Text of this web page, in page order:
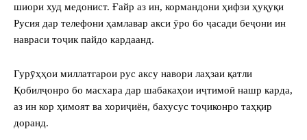
шиори худ медонист. Ғайр аз ин, кормандони ҳифзи ҳуқуқи
Русия дар телефони ҳамлавар акси ӯро бо ҷасади беҷони ин
навраси тоҷик пайдо кардаанд.
Гурӯҳҳои миллатгарои рус аксу навори лаҳзаи қатли
Қобилҷонро бо масхара дар шабакаҳои иҷтимоӣ нашр карда,
аз ин кор ҳимоят ва хориҷиён, бахусус тоҷиконро таҳқир
доранд.